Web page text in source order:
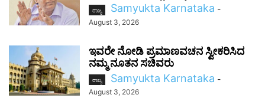
ರಾಜ್ಯ Samyukta Karnataka -
August 3, 2026
ಇವರೇ ನೋಡಿ ಪ್ರಮಾಣವಚನ ಸ್ವೀಕರಿಸಿದ
ನಮ್ಮ ನೂತನ ಸಚಿವರು
ರಾಜ್ಯ Samyukta Karnataka -
August 3, 2026